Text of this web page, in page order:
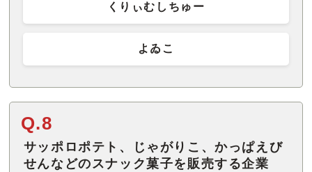
くりぃむしちゅー
よゐこ
Q.8
サッポロポテト、じゃがりこ、かっぱえび
せんなどのスナック菓子を販売する企業